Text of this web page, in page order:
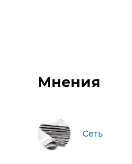
Мнения
Сеть